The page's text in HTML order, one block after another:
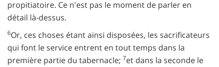
propitiatoire. Ce n'est pas le moment de parler en
détail là-dessus.
6Or, ces choses étant ainsi disposées, les sacrificateurs
qui font le service entrent en tout temps dans la
première partie du tabernacle; 7et dans la seconde le